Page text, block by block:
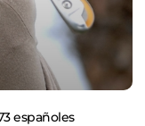
españoles